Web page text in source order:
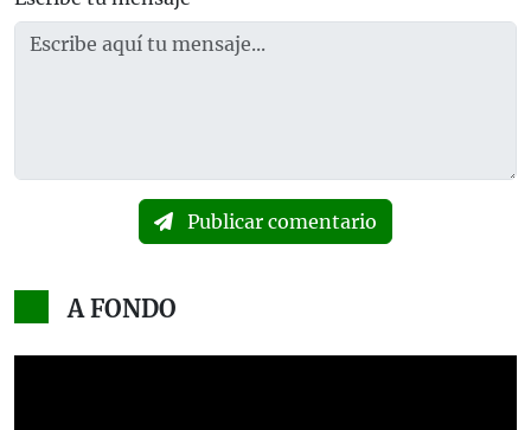
Publicar comentario
A FONDO